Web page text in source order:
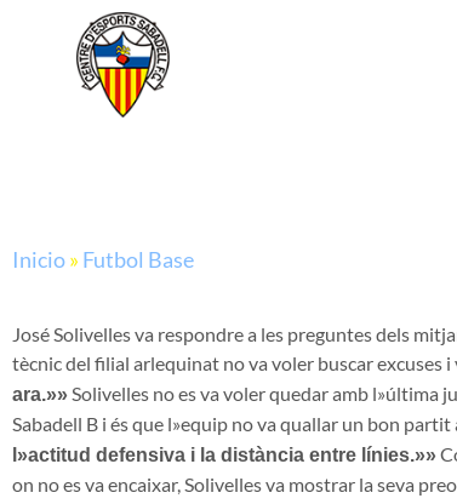
Inicio» Futbol Base
José Solivelles va respondre a les preguntes dels
tècnic del filial arlequinat no va voler buscar excuses
ara.»»Solivelles no es va voler quedar amb l»última
Sabadell B i és que l»equip no va quallar un bon
l»actitud defensiva i la distància entre línies.»»
on no es va encaixar, Solivelles va mostrar la seva